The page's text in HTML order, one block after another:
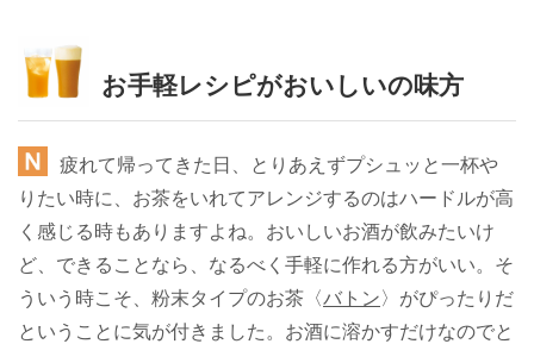
お手軽レシピがおいしいの味方
疲れて帰ってきた日、とりあえずプシュッと一杯や
りたい時に、お茶をいれてアレンジするのはハードルが高
く感じる時もありますよね。おいしいお酒が飲みたいけ
ど、できることなら、なるべく手軽に作れる方がいい。そ
ういう時こそ、粉末タイプのお茶〈バトン〉がぴったりだ
ということに気が付きました。お酒に溶かすだけなのでと